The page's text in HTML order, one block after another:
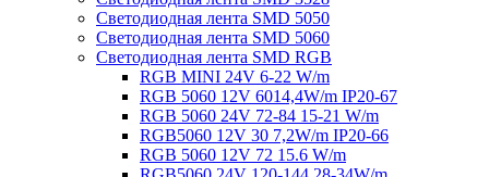
Светодиодная лента SMD 5050
Светодиодная лента SMD 5060
Светодиодная лента SMD RGB
RGB MINI 24V 6-22 W/m
RGB 5060 12V 6014,4W/m IP20-67
RGB 5060 24V 72-84 15-21 W/m
RGB5060 12V 30 7,2W/m IP20-66
RGB 5060 12V 72 15.6 W/m